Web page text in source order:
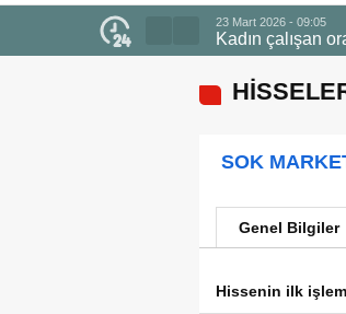
23 Mart 2026 - 09:05
Kadın çalışan
SOK
Genel Bilgiler
Hissenin ilk